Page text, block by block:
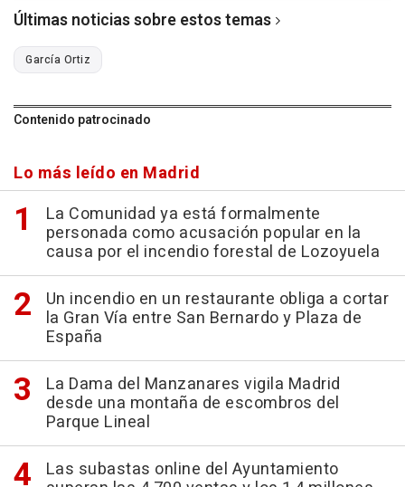
Últimas noticias sobre estos temas
García Ortiz
Contenido patrocinado
Lo más leído en Madrid
La Comunidad ya está formalmente
personada como acusación popular en la
causa por el incendio forestal de Lozoyuela
Un incendio en un restaurante obliga a cortar
la Gran Vía entre San Bernardo y Plaza de
España
La Dama del Manzanares vigila Madrid
desde una montaña de escombros del
Parque Lineal
Las subastas online del Ayuntamiento